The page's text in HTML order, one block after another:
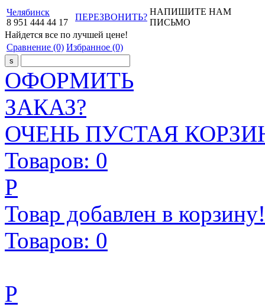
Челябинск
8 951 444 44 17
ПЕРЕЗВОНИТЬ?
НАПИШИТЕ НАМ
ПИСЬМО
Найдется все по лучшей цене!
Сравнение (0) Избранное (0)
ОФОРМИТЬ
ЗАКАЗ?
ОЧЕНЬ ПУСТАЯ
Товаров: 0
Р
Товар добавлен в корзину!
Товаров: 0
Р